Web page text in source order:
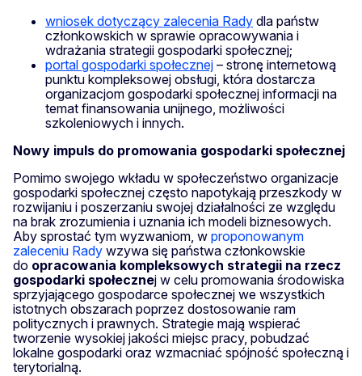
wniosek dotyczący zalecenia Rady dla państw
członkowskich w sprawie opracowywania i
wdrażania strategii gospodarki społecznej;
portal gospodarki społecznej – stronę internetową
punktu kompleksowej obsługi, która dostarcza
organizacjom gospodarki społecznej informacji na
temat finansowania unijnego, możliwości
szkoleniowych i innych.
Nowy impuls do promowania gospodarki społecznej
Pomimo swojego wkładu w społeczeństwo organizacje
gospodarki społecznej często napotykają przeszkody w
rozwijaniu i poszerzaniu swojej działalności ze względu
na brak zrozumienia i uznania ich modeli biznesowych.
Aby sprostać tym wyzwaniom, w proponowanym
zaleceniu Rady wzywa się państwa członkowskie
do opracowania kompleksowych strategii na rzecz
gospodarki społecznej w celu promowania środowiska
sprzyjającego gospodarce społecznej we wszystkich
istotnych obszarach poprzez dostosowanie ram
politycznych i prawnych. Strategie mają wspierać
tworzenie wysokiej jakości miejsc pracy, pobudzać
lokalne gospodarki oraz wzmacniać spójność społeczną i
terytorialną.